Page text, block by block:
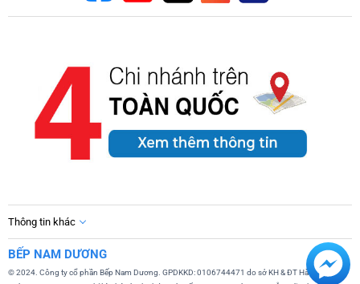
Thông tin khác
BẾP NAM DƯƠNG
© 2024. Công ty cổ phần Bếp Nam Dương. GPDKKD: 0106744471 do sở KH & ĐT Hà Nội cấp